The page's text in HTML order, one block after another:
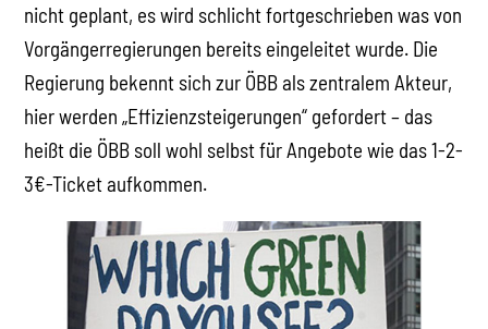
nicht geplant, es wird schlicht fortgeschrieben was von
Vorgängerregierungen bereits eingeleitet wurde. Die
Regierung bekennt sich zur ÖBB als zentralem Akteur,
hier werden „Effizienzsteigerungen“ gefordert – das
heißt die ÖBB soll wohl selbst für Angebote wie das 1-2-
3€-Ticket aufkommen.